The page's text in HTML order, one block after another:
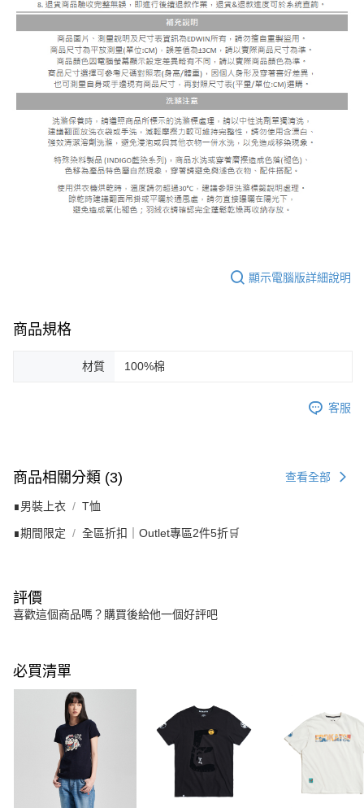
顯示電腦版詳細說明
商品規格
材質 100%棉
客服
商品相關分類 (3) 查看全部
∎男裝上衣 T恤
∎期間限定 全區折扣｜Outlet專區2件5折🛒
評價
喜歡這個商品嗎？購買後給他一個好評吧
必買清單